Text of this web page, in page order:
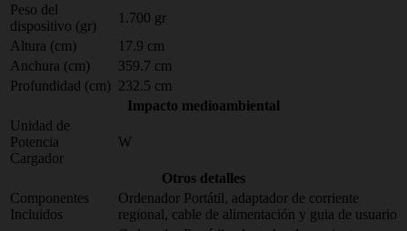
Peso del
dispositivo (gr)
1.700 gr
Altura (cm)
17.9 cm
Anchura (cm)
359.7 cm
Profundidad (cm) 232.5 cm
Impacto medioambiental
Unidad de
Potencia
Cargador
W
Otros detalles
Componentes
Incluidos
Ordenador Portátil, adaptador de corriente
regional, cable de alimentación y guia de usuario